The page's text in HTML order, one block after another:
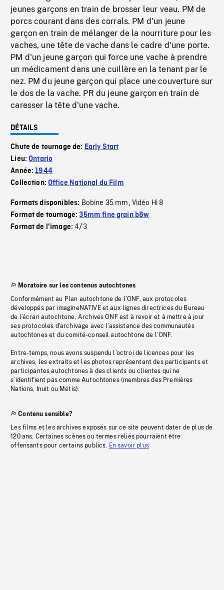
jeunes garçons en train de brosser leur veau. PM de
porcs courant dans des corrals. PM d'un jeune
garçon en train de mélanger de la nourriture pour les
vaches, une tête de vache dans le cadre d'une porte.
PM d'un jeune garçon qui force une vache à prendre
un médicament dans une cuillère en la tenant par le
nez. PM du jeune garçon qui place une couverture sur
le dos de la vache. PR du jeune garçon en train de
caresser la tête d'une vache.
DÉTAILS
Chute de tournage de: Early Start
Lieu:Ontario
Année:1944
Collection:Office National du Film
Formats disponibles: Bobine 35 mm, Vidéo Hi 8
Format de tournage:35mm fine grain b&w
Format de l'image:4/3
Moratoire sur les contenus autochtones
Conformément au Plan autochtone de l’ONF, aux protocoles
développés par imagineNATIVE et aux lignes directrices du Bureau
de l’écran autochtone, Archives ONF est à revoir et à mettre à jour
ses protocoles d’archivage avec l’assistance des communautés
autochtones et du comité-conseil autochtone de l’ONF.
Entre-temps, nous avons suspendu l’octroi de licences pour les
archives, les extraits et les photos représentant des participants et
participantes autochtones à des clients ou clientes qui ne
s’identifient pas comme Autochtones (membres des Premières
Nations, Inuit ou Métis).
Contenu sensible?
Les films et les archives exposés sur ce site peuvent dater de plus de
120 ans. Certaines scènes ou termes reliés pourraient être
offensants pour certains publics. En savoir plus